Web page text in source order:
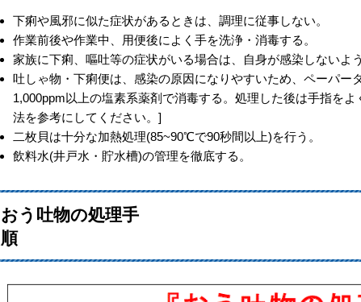
下痢や風邪に似た症状があるときは、調理に従事しない。
作業前後や作業中、用便後によく手を洗浄・消毒する。
家族に下痢、嘔吐等の症状がいる場合は、自身が感染しないよ
吐しゃ物・下痢便は、感染の原因になりやすいため、ペーパー
1,000ppm以上の塩素系薬剤で消毒する。処理した後は手指を
法を参考にしてください。]
二枚貝は十分な加熱処理(85~90℃で90秒間以上)を行う。
飲料水(井戸水・貯水槽)の管理を徹底する。
おう吐物の処理手